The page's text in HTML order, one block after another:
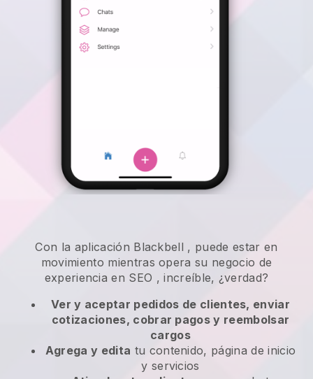
Con la aplicación Blackbell , puede estar en
movimiento mientras opera su negocio de
experiencia en SEO , increíble, ¿verdad?
Ver y aceptar pedidos de clientes, enviar
cotizaciones, cobrar pagos y reembolsar
cargos
Agrega y edita tu contenido, página de inicio
y servicios